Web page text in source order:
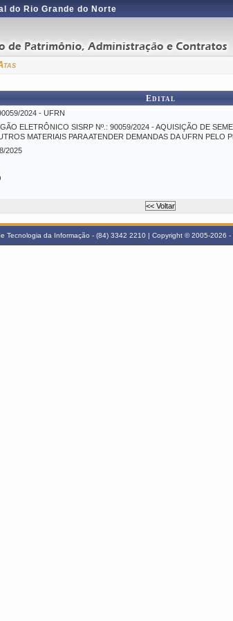
do Rio Grande do Norte
Edital
2024 - UFRN
ELETRÔNICO SISRP Nº.: 90059/2024 - AQUISIÇÃO DE
MATERIAIS PARA ATENDER DEMANDAS DA UFRN PELO
2025
Tecnologia da Informação - (84) 3342 2210 | Copyright © 2005-2026